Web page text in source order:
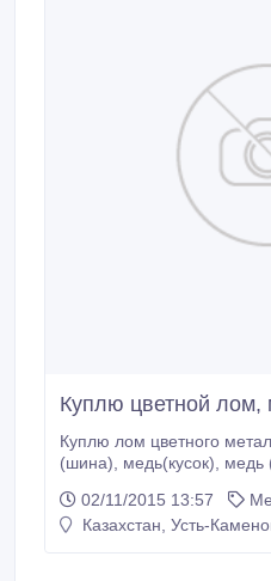
Куплю цветной
Куплю лом цветного
(шина), медь(кусок), медь
алюминий(пищевой),
02/11/2015 13:57
Казахстан, Усть-